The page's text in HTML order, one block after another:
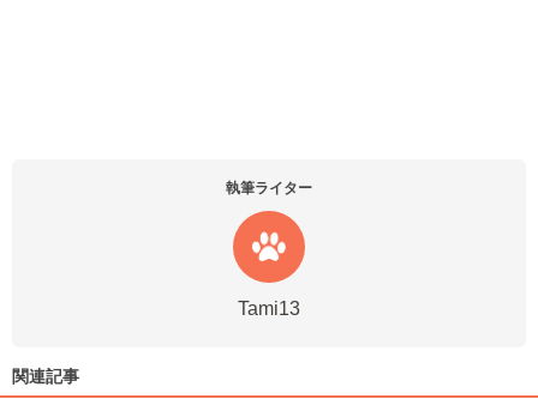
執筆ライター
Tami13
関連記事